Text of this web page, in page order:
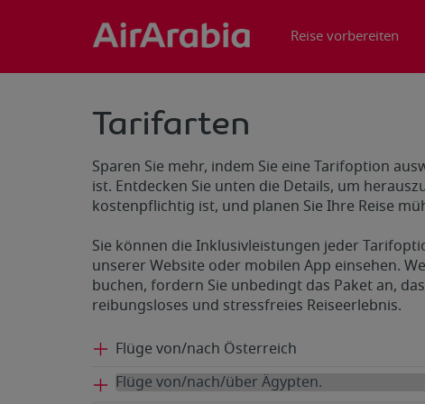
Reise vorbereiten
Tarifarten
Sparen Sie mehr, indem Sie eine Tarifoption
ist. Entdecken Sie unten die Details, um
kostenpflichtig ist, und planen Sie Ihre Reise
Sie können die Inklusivleistungen jeder
unserer Website oder mobilen App einsehen.
buchen, fordern Sie unbedingt das Paket an,
reibungsloses und stressfreies Reiseerlebnis.
Flüge von/nach Österreich
Flüge von/nach/über Ägypten.